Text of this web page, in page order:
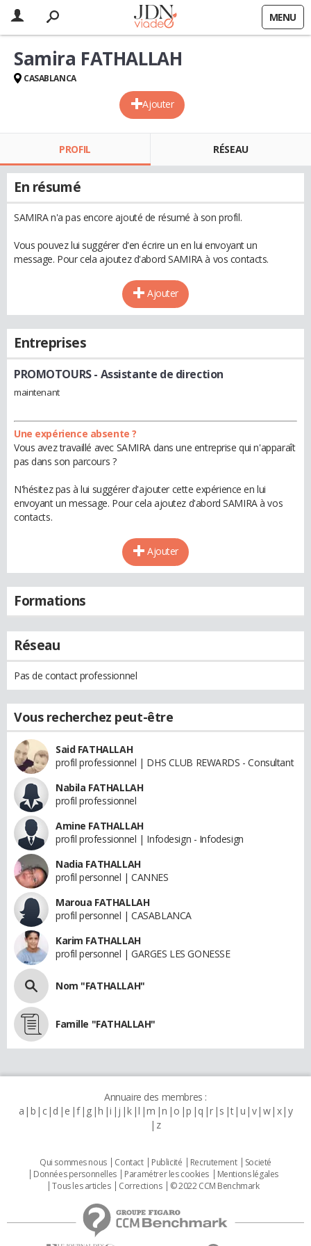
MENU
Ajouter
Samira FATHALLAH
CASABLANCA
PROFIL RÉSEAU
En résumé
SAMIRA n'a pas encore ajouté de résumé à son profil.
Vous pouvez lui suggérer d'en écrire un en lui envoyant un
message. Pour cela ajoutez d'abord SAMIRA à vos contacts.
Ajouter
Entreprises
PROMOTOURS- Assistante de direction
maintenant
Une expérience absente ?
Vous avez travaillé avec SAMIRA dans une entreprise qui n'apparaît
pas dans son parcours ?
N'hésitez pas à lui suggérer d'ajouter cette expérience en lui
envoyant un message. Pour cela ajoutez d'abord SAMIRA à vos
contacts.
Ajouter
Formations
Réseau
Pas de contact professionnel
Vous recherchez peut-être
Said FATHALLAH
profil professionnel | DHS CLUB REWARDS - Consultant
Nabila FATHALLAH
profil professionnel
Amine FATHALLAH
profil professionnel | Infodesign - Infodesign
Nadia FATHALLAH
profil personnel | CANNES
Maroua FATHALLAH
profil personnel | CASABLANCA
Karim FATHALLAH
profil personnel | GARGES LES GONESSE
Nom "FATHALLAH"
Famille "FATHALLAH"
Annuaire des membres :
a b c d e f g h i j k l m n o p q r s t u v w x y
z
Qui sommes nous Contact Publicité Recrutement
Societé
Données personnelles
Paramétrer les cookies
Mentions légales
Tous les articles
Corrections © 2022 CCM Benchmark